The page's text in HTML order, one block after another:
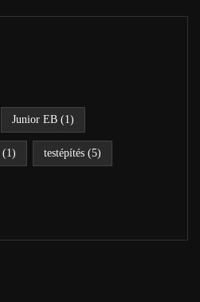
Junior EB (1)
(1) testépítés (5)